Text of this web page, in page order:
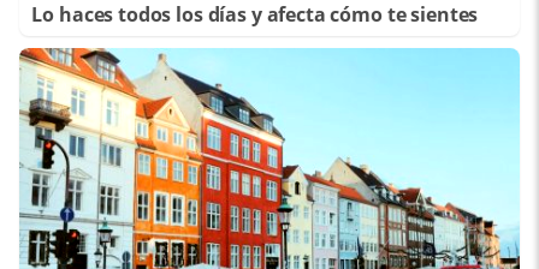
Lo haces todos los días y afecta cómo te sientes